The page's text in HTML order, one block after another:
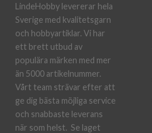
LindeHobby levererar hela
Sverige med kvalitetsgarn
och hobbyartiklar. Vi har
ett brett utbud av
populära märken med mer
än 5000 artikelnummer.
Vårt team strävar efter att
ge dig bästa möjliga service
och snabbaste leverans
när som helst. Se laget